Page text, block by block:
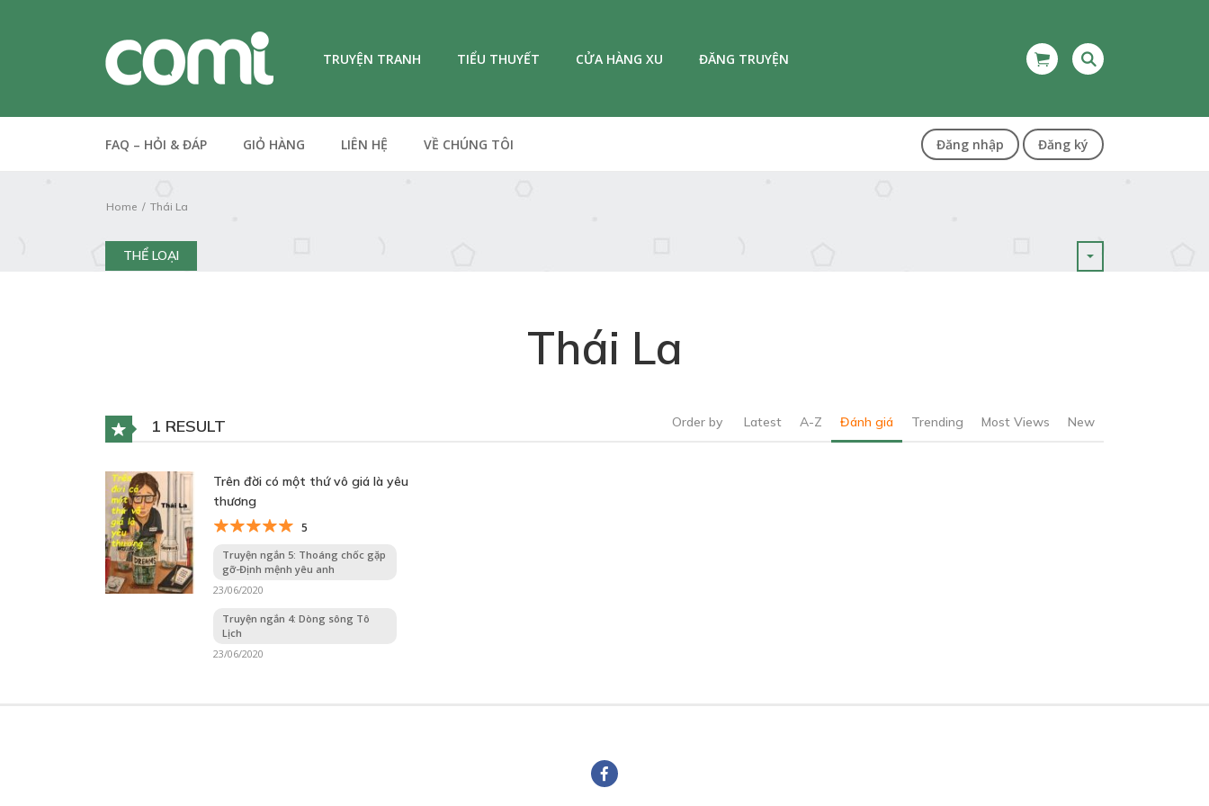
TRUYỆN TRANH TIỂU THUYẾT CỬA HÀNG XU ĐĂNG TRUYỆN
FAQ – HỎI & ĐÁP GIỎ HÀNG LIÊN HỆ VỀ CHÚNG TÔI Đăng nhập Đăng ký
Home Thái La
THỂ LOẠI
Thái La
1 RESULT Order by Latest A-Z Đánh giá Trending Most Views New
Trên đời có một thứ vô giá là yêu
thương
5
Truyện ngắn 5: Thoáng chốc gặp
gỡ-Định mệnh yêu anh
23/06/2020
Truyện ngắn 4: Dòng sông Tô
Lịch
23/06/2020